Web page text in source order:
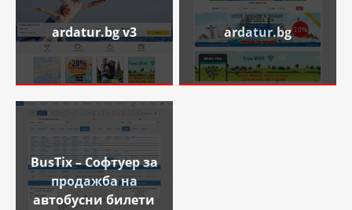
ardatur.bg v3 ardatur.bg
BusTix – Софтуер за
продажба на
автобусни билети